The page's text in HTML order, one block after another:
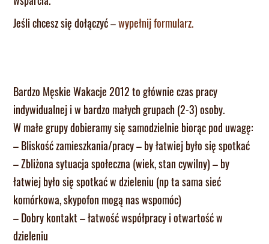
Jeśli chcesz się dołączyć –wypełnij formularz.
Bardzo Męskie Wakacje 2012 to głównie czas pracy
indywidualnej i w bardzo małych grupach (2-3) osoby.
W małe grupy dobieramy się samodzielnie biorąc pod uwagę:
– Bliskość zamieszkania/pracy – by łatwiej było się spotkać
– Zbliżona sytuacja społeczna (wiek, stan cywilny) – by
łatwiej było się spotkać w dzieleniu (np ta sama sieć
komórkowa, skypofon mogą nas wspomóc)
– Dobry kontakt – łatwość współpracy i otwartość w
dzieleniu